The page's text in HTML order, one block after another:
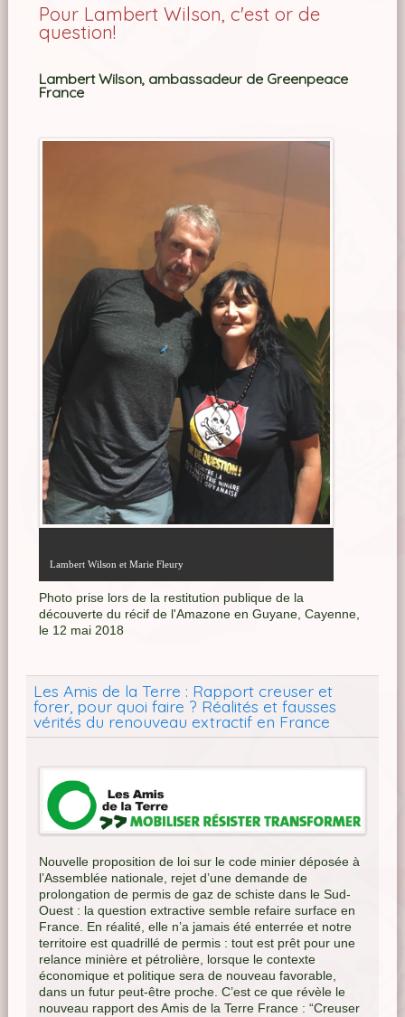
Pour Lambert Wilson, c'est or de
question!
Lambert Wilson, ambassadeur de Greenpeace
France
Lambert Wilson et Marie Fleury
Photo prise lors de la restitution publique de la
découverte du récif de l'Amazone en Guyane, Cayenne,
le 12 mai 2018
Les Amis de la Terre : Rapport creuser et
forer, pour quoi faire ? Réalités et fausses
vérités du renouveau extractif en France
Nouvelle proposition de loi sur le code minier déposée à
l’Assemblée nationale, rejet d’une demande de
prolongation de permis de gaz de schiste dans le Sud-
Ouest : la question extractive semble refaire surface en
France. En réalité, elle n’a jamais été enterrée et notre
territoire est quadrillé de permis : tout est prêt pour une
relance minière et pétrolière, lorsque le contexte
économique et politique sera de nouveau favorable,
dans un futur peut-être proche. C’est ce que révèle le
nouveau rapport des Amis de la Terre France : “Creuser